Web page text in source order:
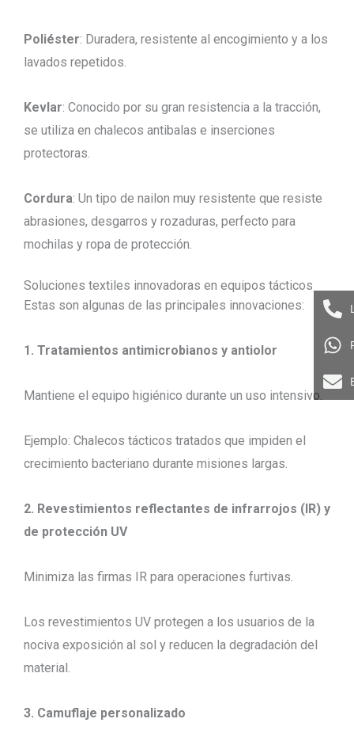
Poliéster: Duradera, resistente al encogimiento y a los
lavados repetidos.
Kevlar: Conocido por su gran resistencia a la tracción,
se utiliza en chalecos antibalas e inserciones
protectoras.
Cordura: Un tipo de nailon muy resistente que resiste
abrasiones, desgarros y rozaduras, perfecto para
mochilas y ropa de protección.
Soluciones textiles innovadoras en equipos tácticos
Estas son algunas de las principales innovaciones:
1. Tratamientos antimicrobianos y antiolor
Mantiene el equipo higiénico durante un uso intensivo.
Ejemplo: Chalecos tácticos tratados que impiden el
crecimiento bacteriano durante misiones largas.
2. Revestimientos reflectantes de infrarrojos (IR) y
de protección UV
Minimiza las firmas IR para operaciones furtivas.
Los revestimientos UV protegen a los usuarios de la
nociva exposición al sol y reducen la degradación del
material.
3. Camuflaje personalizado